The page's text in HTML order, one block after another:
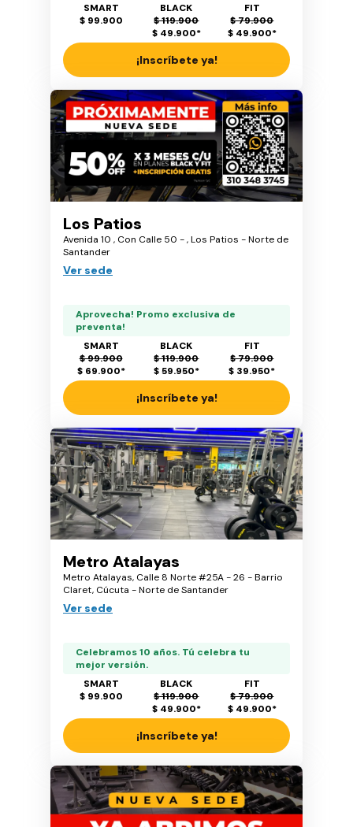
SMART
$ 99.900
BLACK
$ 119.900
$ 49.900*
FIT
$ 79.900
$ 49.900*
¡Inscríbete ya!
Los Patios
Avenida 10 , Con Calle 50 - , Los Patios - Norte de
Santander
Ver sede
Aprovecha! Promo exclusiva de
preventa!
SMART
$ 99.900
$ 69.900*
BLACK
$ 119.900
$ 59.950*
FIT
$ 79.900
$ 39.950*
¡Inscríbete ya!
Metro Atalayas
Metro Atalayas, Calle 8 Norte #25A - 26 - Barrio
Claret, Cúcuta - Norte de Santander
Ver sede
Celebramos 10 años. Tú celebra tu
mejor versión.
SMART
$ 99.900
BLACK
$ 119.900
$ 49.900*
FIT
$ 79.900
$ 49.900*
¡Inscríbete ya!